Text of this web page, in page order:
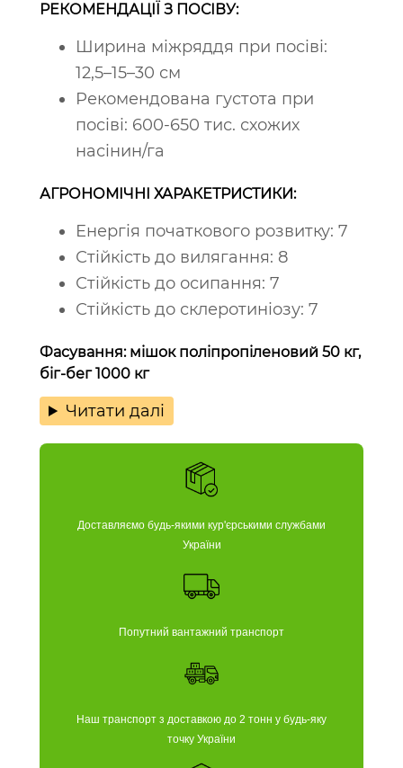
РЕКОМЕНДАЦІЇ З ПОСІВУ:
Ширина міжряддя при посіві:
12,5–15–30 см
Рекомендована густота при
посіві: 600-650 тис. схожих
насінин/га
АГРОНОМІЧНІ ХАРАКЕТРИСТИКИ:
Енергія початкового розвитку: 7
Стійкість до вилягання: 8
Стійкість до осипання: 7
Стійкість до склеротиніозу: 7
Фасування: мішок поліпропіленовий 50 кг,
біг-бег 1000 кг
Читати далі
Доставляємо будь-якими кур'єрськими службами
України
Попутний вантажний транспорт
Наш транспорт з доставкою до 2 тонн у будь-яку
точку України